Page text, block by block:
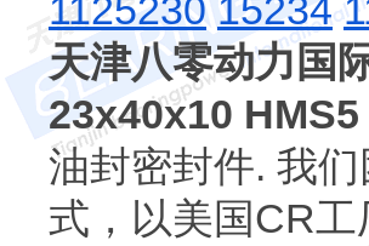
1125230 15234
天津八零动力国
23x40x10
油封密封件. 我
式，以美国CR